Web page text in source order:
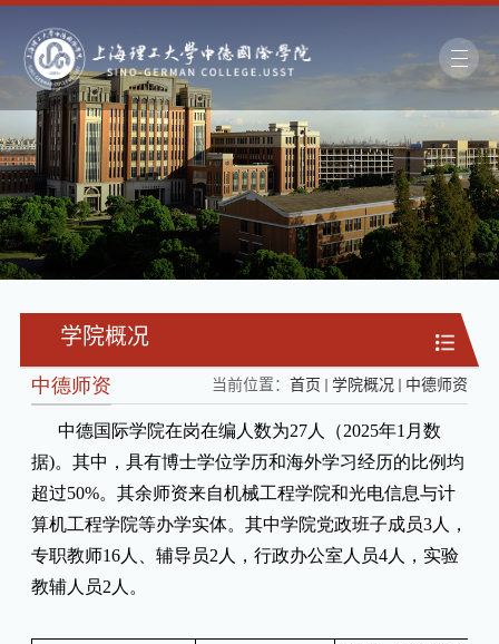
学院概况
当前位置：首页 学院概况 中德师资
中德师资
中德国际学院在岗在编人数为27人（2025年1月数
据)。其中，具有博士学位学历和海外学习经历的比例均
超过50%。其余师资来自机械工程学院和光电信息与计
算机工程学院等办学实体。其中学院党政班子成员3人，
专职教师16人、辅导员2人，行政办公室人员4人，实验
教辅人员2人 。